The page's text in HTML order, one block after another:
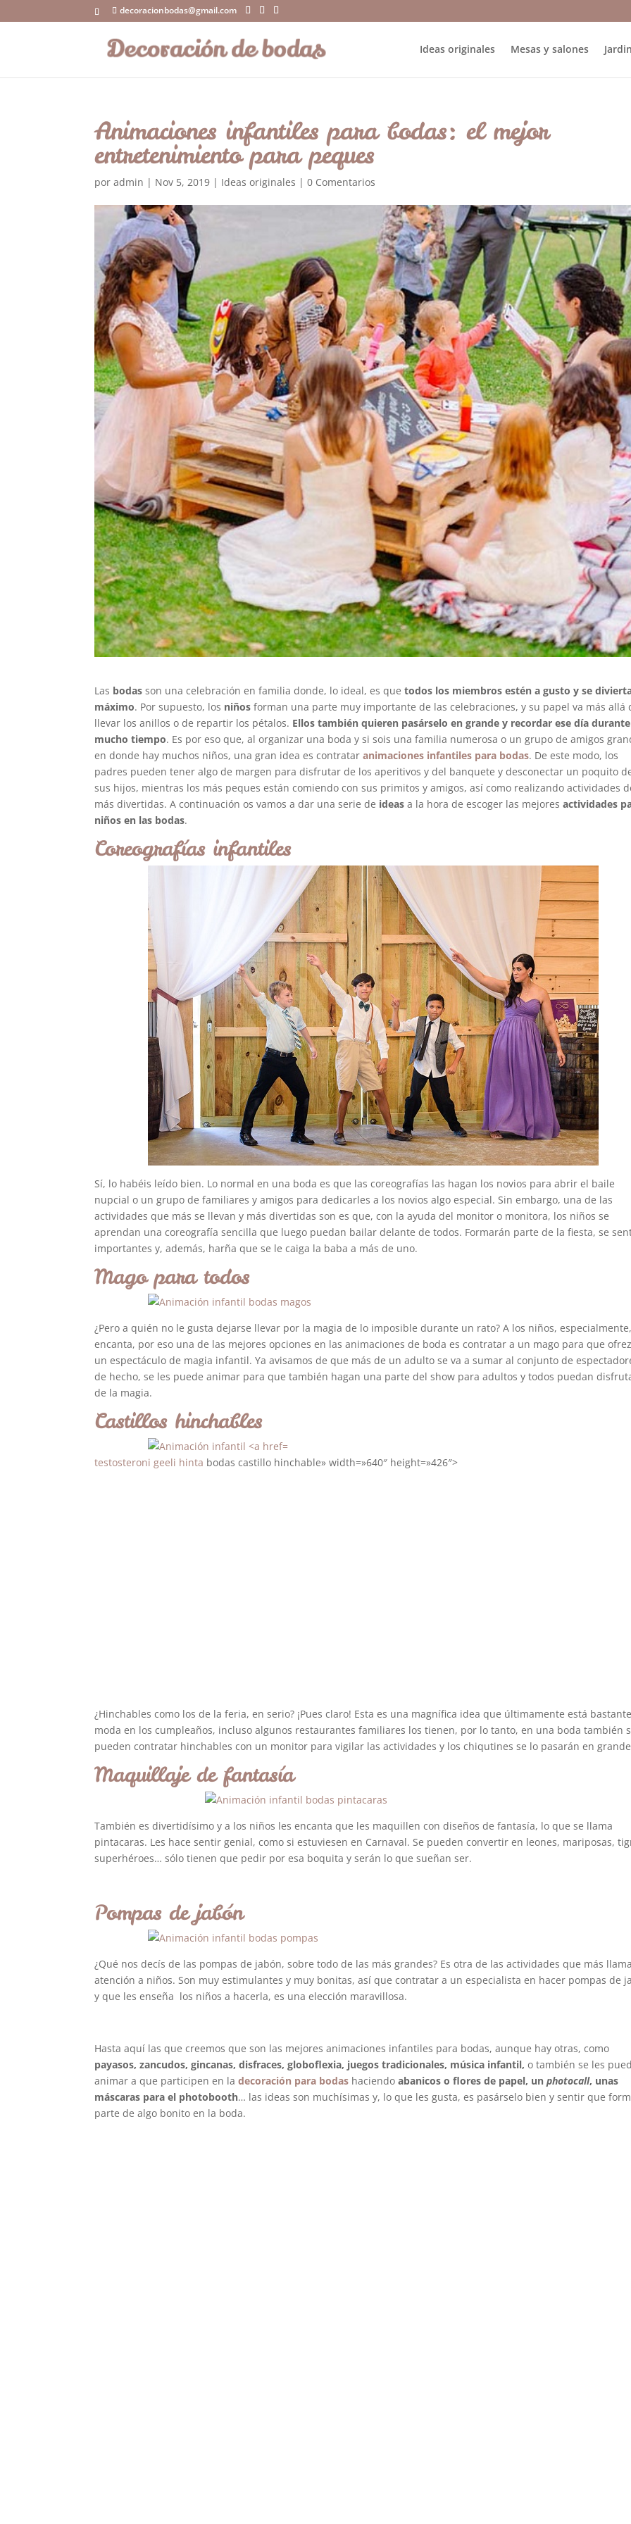
decoracionbodas@gmail.com
Ideas originales Mesas y salones
Animaciones infantiles para bodas: el mejor
entretenimiento para peques
poradmin | Nov 5, 2019 | Ideas originales |0 Comentarios
Las bodas son una celebración en familia donde, lo ideal, es quetodos los miembros estén a gusto y se
máximo. Por supuesto, los niños forman una parte muy importante de las celebraciones, y su papel va más allá
llevar los anillos o de repartir los pétalos. Ellos también quieren pasárselo en grande y recordar ese día durante
mucho tiempo. Es por eso que, al organizar una boda y si sois una familia numerosa o un grupo de amigos
en donde hay muchos niños, una gran idea es contrataranimaciones infantiles para bodas. De este modo, los
padres pueden tener algo de margen para disfrutar de los aperitivos y del banquete y desconectar un poquito
sus hijos, mientras los más peques están comiendo con sus primitos y amigos, así como realizando actividades
más divertidas. A continuación os vamos a dar una serie de ideas a la hora de escoger las mejoresactividades
niños en las bodas.
Coreografías infantiles
Sí, lo habéis leído bien. Lo normal en una boda es que las coreografías las hagan los novios para abrir el baile
nupcial o un grupo de familiares y amigos para dedicarles a los novios algo especial. Sin embargo, una de las
actividades que más se llevan y más divertidas son es que, con la ayuda del monitor o monitora, los niños se
aprendan una coreografía sencilla que luego puedan bailar delante de todos. Formarán parte de la fiesta, se
importantes y, además, harña que se le caiga la baba a más de uno.
Mago para todos
¿Pero a quién no le gusta dejarse llevar por la magia de lo imposible durante un rato? A los niños,
encanta, por eso una de las mejores opciones en las animaciones de boda es contratar a un mago para que
un espectáculo de magia infantil. Ya avisamos de que más de un adulto se va a sumar al conjunto de
de hecho, se les puede animar para que también hagan una parte del show para adultos y todos puedan
de la magia.
Castillos hinchables
testosteroni geeli hinta bodas castillo hinchable» width=»640″ height=»426″>
¿Hinchables como los de la feria, en serio? ¡Pues claro! Esta es una magnífica idea que últimamente está
moda en los cumpleaños, incluso algunos restaurantes familiares los tienen, por lo tanto, en una boda también
pueden contratar hinchables con un monitor para vigilar las actividades y los chiqutines se lo pasarán en grande
Maquillaje de fantasía
También es divertidísimo y a los niños les encanta que les maquillen con diseños de fantasía, lo que se llama
pintacaras. Les hace sentir genial, como si estuviesen en Carnaval. Se pueden convertir en leones, mariposas,
superhéroes… sólo tienen que pedir por esa boquita y serán lo que sueñan ser.
Pompas de jabón
¿Qué nos decís de las pompas de jabón, sobre todo de las más grandes? Es otra de las actividades que más
atención a niños. Son muy estimulantes y muy bonitas, así que contratar a un especialista en hacer pompas de
y que les enseña los niños a hacerla, es una elección maravillosa.
Hasta aquí las que creemos que son las mejores animaciones infantiles para bodas, aunque hay otras, como
payasos, zancudos, gincanas, disfraces, globoflexia, juegos tradicionales, música infantil,o también se les
animar a que participen en ladecoración para bodas haciendoabanicos o flores de papel, unphotocall, unas
máscaras para el photobooth… las ideas son muchísimas y, lo que les gusta, es pasárselo bien y sentir que
parte de algo bonito en la boda.